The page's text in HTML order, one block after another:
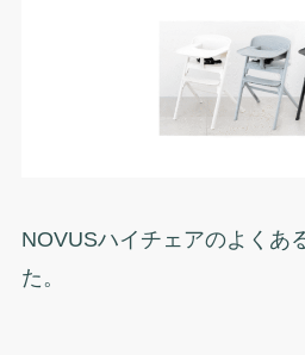
NOVUSハイチェアのよくあ
た。